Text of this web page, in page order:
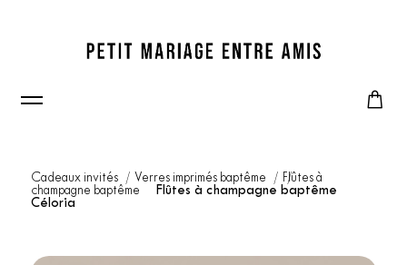
Cadeaux invités Verres imprimés baptême
Flûtes à
champagne baptême
Flûtes à champagne baptême
Céloria